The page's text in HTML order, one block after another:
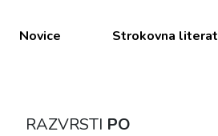
Novice Strokovna
RAZVRSTI PO